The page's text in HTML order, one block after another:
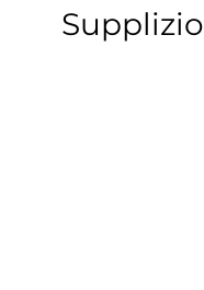
Supplizio